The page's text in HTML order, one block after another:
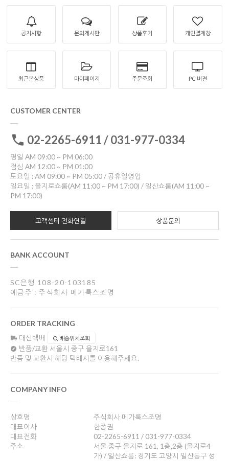
공지사항 문의게시판 상품후기 개인결제창
최근본상품 마이페이지 주문조회 PC 버젼
CUSTOMER CENTER
02-2265-6911 / 031-977-0334
평일 AM 09:00 ~ PM 06:00
점심 AM 12:00 ~ PM 01:00
토요일 : AM 09:00 ~ PM 05:00 / 공휴일영업
일요일 : 을지로쇼룸(AM 11:00 ~ PM 17:00) / 일산쇼룸(AM 11:00 ~
PM 17:00)
고객센터 전화연결 상품문의
BANK ACCOUNT
SC은행 108-20-103185
예금주 : 주식회사 메가룩스조명
ORDER TRACKING
대신택배 배송위치조회
반품/교환 서울시 중구 을지로161
반품 및 교환시 해당 택배사를 이용해주세요.
COMPANY INFO
상호명
주식회사 메가룩스조명
대표이사
한종권
대표전화
02-2265-6911 / 031-977-0334
주소
서울 중구 을지로 161, 1층,2층 (을지로4
가) / 일산쇼룸: 경기도 고양시 일산동구 성